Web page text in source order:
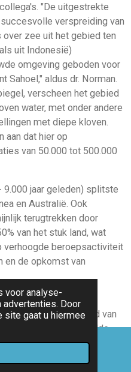
voor analyse-
Door
site gaat u hiermee
"De uitgestrekte
verspreiding van
zee uit het gebied ten
uit Indonesië)
omgeving geboden voor
Sahoel," aldus dr. Norman.
verscheen het gebied
water, met onder andere
met diepe kloven.
aan dat hier op
van 50.000 tot 500.000
jaar geleden) splitste
en Australië. Ook
terugtrekken door
van het stuk land, wat
verhoogde beroepsactiviteit
en de opkomst van
het nu onder water
met het gebied van
door een gestippelde
van vroege
zonder vroeg-